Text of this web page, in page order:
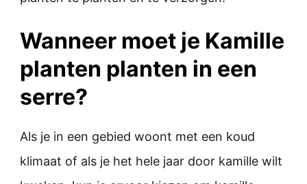
Wanneer moet je Kamille
planten planten in een
serre?
Als je in een gebied woont met een koud
klimaat of als je het hele jaar door kamille wilt